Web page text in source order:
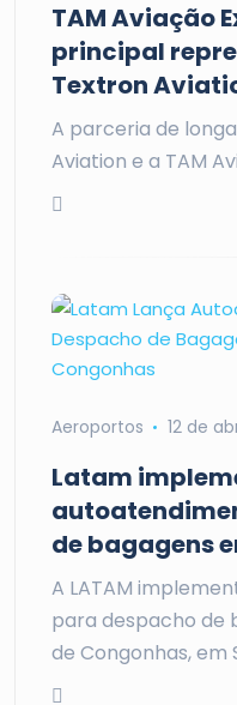
TAM Aviação
principal
Textron
A parceria de
Aviation e a TAM
Aeroportos 12 de
Latam
de bagagens
A LATAM
para despacho de
de Congonhas, em